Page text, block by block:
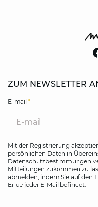
ZUM NEWSLETTER
E-mail *
Mit der Registrierung
persönlichen Daten in
Datenschutzbestimmungen
Mitteilungen zukommen zu
abmelden, indem Sie auf den
Ende jeder E-Mail befindet.